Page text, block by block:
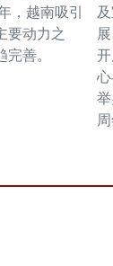
，越南吸引
要动力之
善。